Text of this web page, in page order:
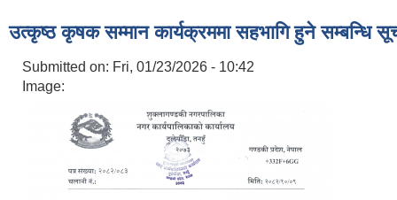
उत्कृष्ठ कृषक सम्मान कार्यक्रममा सहभागि हुने सम्बन्धि
Submitted on: Fri, 01/23/2026 - 10:42
Image: